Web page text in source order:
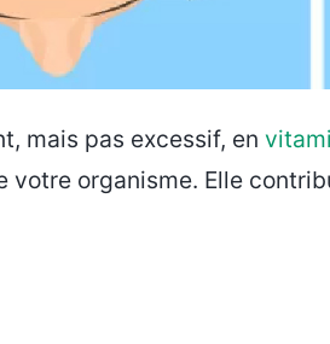
mais pas excessif, en
votre organisme. Elle